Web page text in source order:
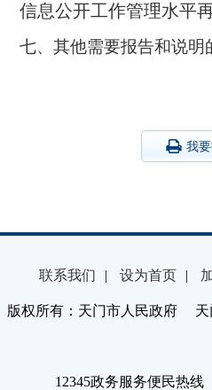
信息公开工作管理水平
七、其他需要报告和说明
我
联系我们 | 设为首页 |
版权所有：天门市人民政府
12345政务服务便民热线